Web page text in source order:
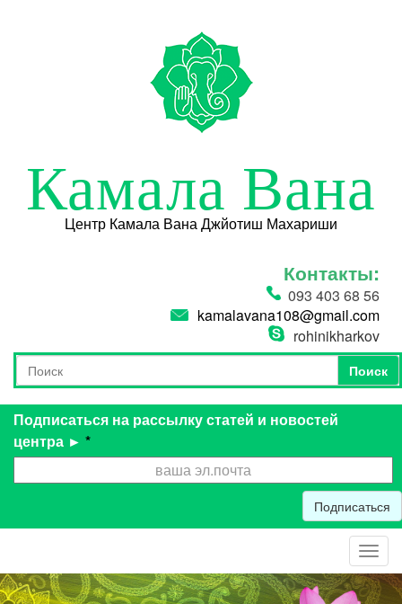
Камала Вана
Центр Камала Вана Джйотиш Махариши
Контакты:
093 403 68 56
kamalavana108@gmail.com
rohinikharkov
Форма поиска
Поиск
Поиск
Подписаться на рассылку статей и новостей
центра ► *
Подписаться